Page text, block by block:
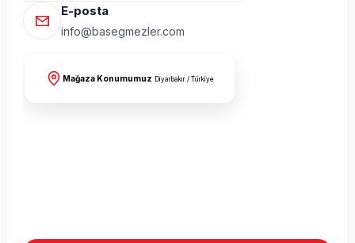
E-posta
info@basegmezler.com
Mağaza Konumumuz Diyarbakır / Türkiye